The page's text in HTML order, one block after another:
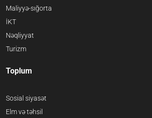
Maliyyə-sığorta
İKT
Nəqliyyat
Turizm
Toplum
Sosial siyasət
Elm və təhsil